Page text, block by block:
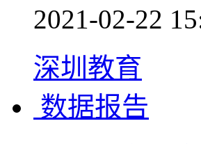
2021-02-22
深圳教育
数据报告